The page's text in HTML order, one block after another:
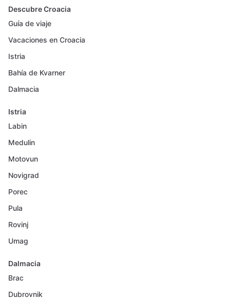
Descubre Croacia
Guía de viaje
Vacaciones en Croacia
Istria
Bahía de Kvarner
Dalmacia
Istria
Labin
Medulin
Motovun
Novigrad
Porec
Pula
Rovinj
Umag
Dalmacia
Brac
Dubrovnik